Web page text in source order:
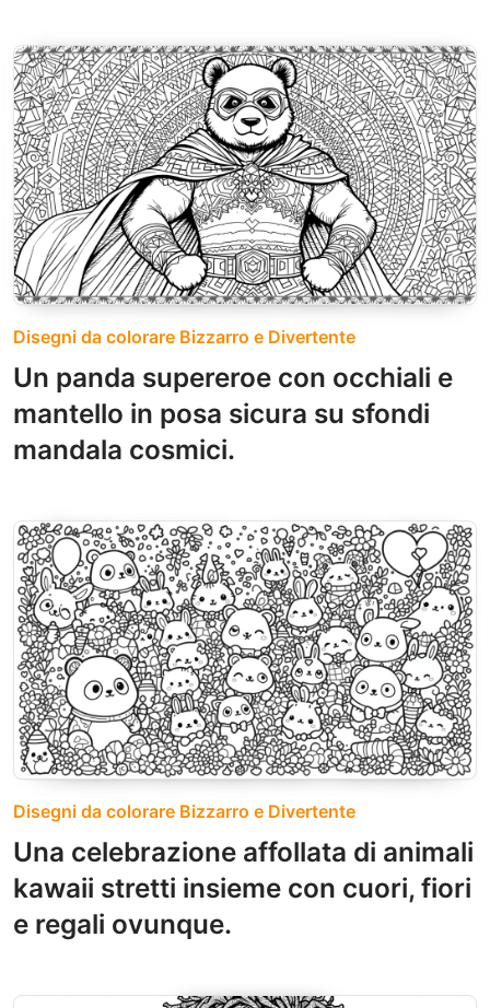
Disegni da colorare Bizzarro e Divertente
Un panda supereroe con occhiali e
mantello in posa sicura su sfondi
mandala cosmici.
Disegni da colorare Bizzarro e Divertente
Una celebrazione affollata di animali
kawaii stretti insieme con cuori, fiori
e regali ovunque.